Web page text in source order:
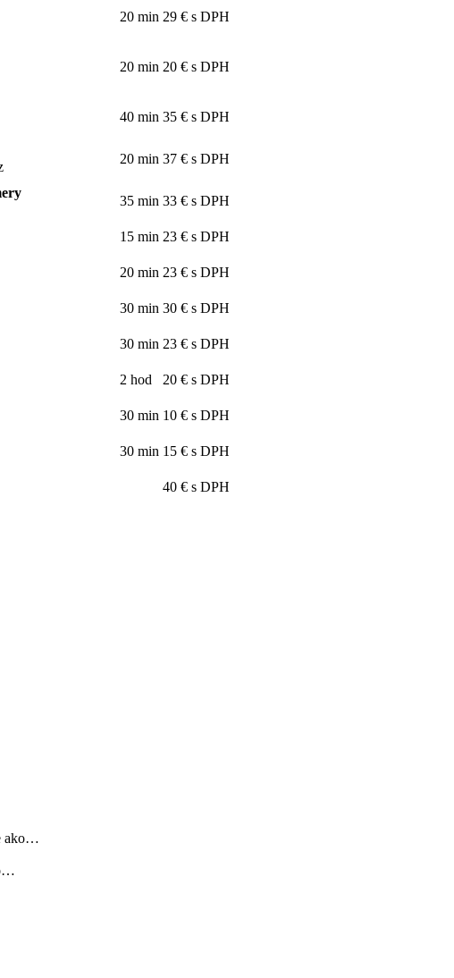
20 min 29 € s DPH
20 min 20 € s DPH
40 min 35 € s DPH
20 min 37 € s DPH
35 min 33 € s DPH
15 min 23 € s DPH
20 min 23 € s DPH
30 min 30 € s DPH
30 min 23 € s DPH
2 hod
20 € s DPH
30 min 10 € s DPH
30 min 15 € s DPH
40 € s DPH
ako…